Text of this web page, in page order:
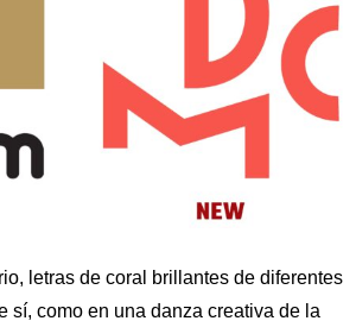
letras de coral brillantes de diferentes
sí, como en una danza creativa de la